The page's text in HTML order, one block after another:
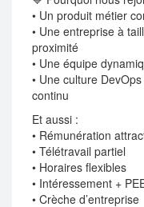
• Un produit métier
• Une entreprise à
proximité
• Une équipe
• Une culture
continu
Et aussi :
• Rémunération
• Télétravail partiel
• Horaires flexibles
• Intéressement +
• Crèche d’entreprise